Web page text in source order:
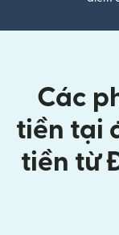
Các
tiền tại
tiền từ